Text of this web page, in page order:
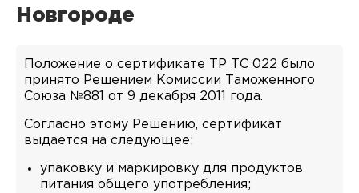
Новгороде
Положение о сертификате ТР ТС 022 было
принято Решением Комиссии Таможенного
Союза №881 от 9 декабря 2011 года.
Согласно этому Решению, сертификат
выдается на следующее:
упаковку и маркировку для продуктов
питания общего употребления;